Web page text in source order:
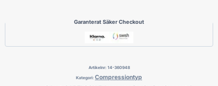
Garanterat Säker Checkout
Artikelnr: 14-360948
Kategori: Compressiontyp